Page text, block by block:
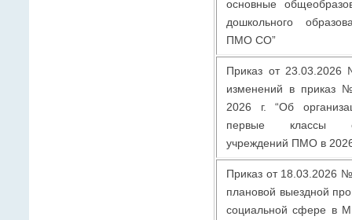
основные
дошкольного
ПМО СО”
Приказ от
изменений в приказ
2026 г. “Об
первые классы
учреждений ПМО в 2026
Приказ от 18.03.2026
плановой выездной
социальной сфере